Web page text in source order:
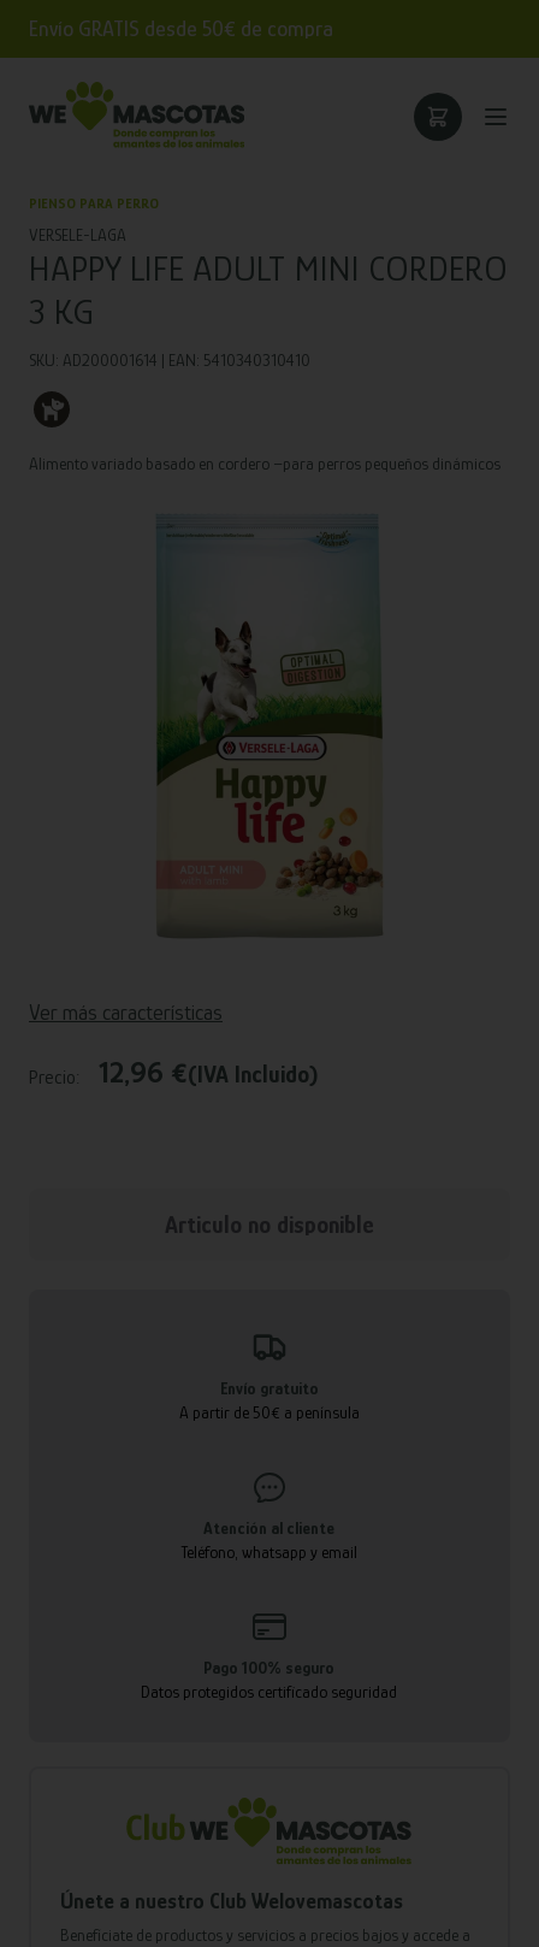
Envío GRATIS desde 50€ de compra
PIENSO PARA PERRO
VERSELE-LAGA
HAPPY LIFE ADULT MINI CORDERO
3 KG
SKU: AD200001614 | EAN: 5410340310410
Alimento variado basado en cordero –para perros pequeños dinámicos
Ver más características
Precio: 12,96 €(IVA Incluido)
Articulo no disponible
Envío gratuito
A partir de 50€ a península
Atención al cliente
Teléfono, whatsapp y email
Pago 100% seguro
Datos protegidos certificado seguridad
Únete a nuestro Club Welovemascotas
Benefíciate de productos y servicios a precios bajos y accede a